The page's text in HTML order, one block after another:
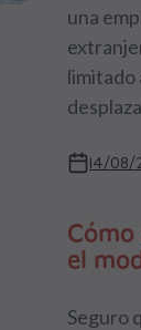
una
limitado
14/08/
el
Seguro